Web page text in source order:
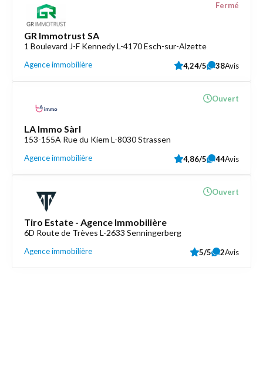
GR Immotrust SA
1 Boulevard J-F Kennedy L-4170 Esch-sur-Alzette
Agence immobilière
Fermé
4,24/5 38Avis
LA Immo Sàrl
153-155A Rue du Kiem L-8030 Strassen
Agence immobilière
Ouvert
4,86/5 44Avis
Tiro Estate - Agence Immobilière
6D Route de Trèves L-2633 Senningerberg
Agence immobilière
Ouvert
5/5 2Avis